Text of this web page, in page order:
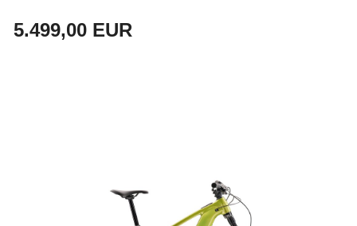
5.499,00 EUR